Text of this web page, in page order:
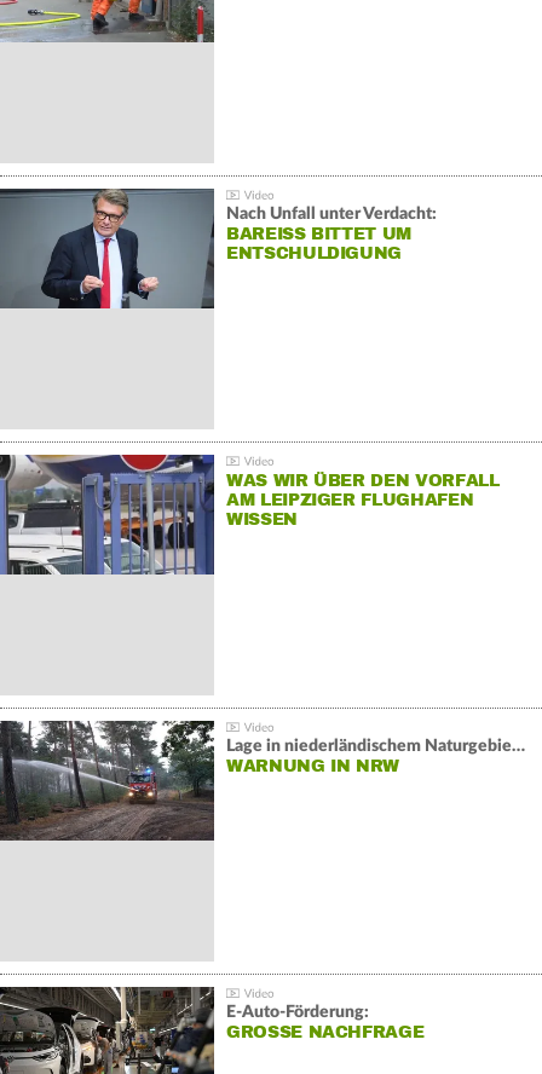
Nach Unfall unter Verdacht:
BAREISS BITTET UM E
NTSCHULDIGUNG
WAS WIR ÜBER DEN VORFALL
AM LEIPZIGER FLUGHAFEN
WISSEN
Lage in niederländischem Naturgebiet stabil
WARNUNG IN NRW
E-Auto-Förderung:
GROSSE NACHFRAGE